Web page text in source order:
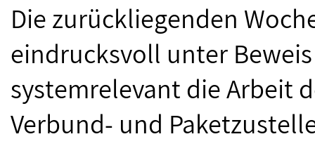
Die zurückliegenden
eindrucksvoll unter
systemrelevant die Arbeit
Verbund- und